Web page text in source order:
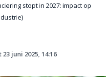
stopt in 2027: impact op
juni 2025, 14:16